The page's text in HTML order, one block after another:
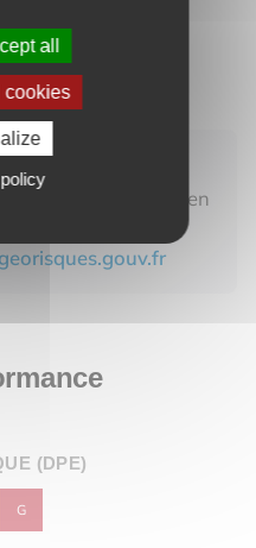
auxquels ce bien
sur le site
(DPE)
G
all
cookies